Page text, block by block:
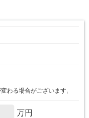
わる場合がございます。
万円